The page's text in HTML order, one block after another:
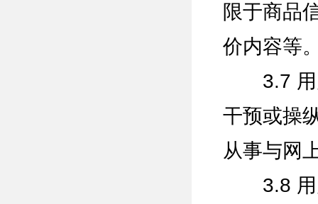
限于商品
价内容等
3.7 用户
干预或操
从事与网
3.8 用户